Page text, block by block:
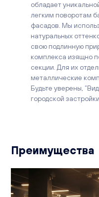
обладает
легким поворотам
фасадов. Мы
натуральных
свою подлинную
комплекса изящно
секции. Для их
металлические
Будьте уверены,
городской
Преимущества